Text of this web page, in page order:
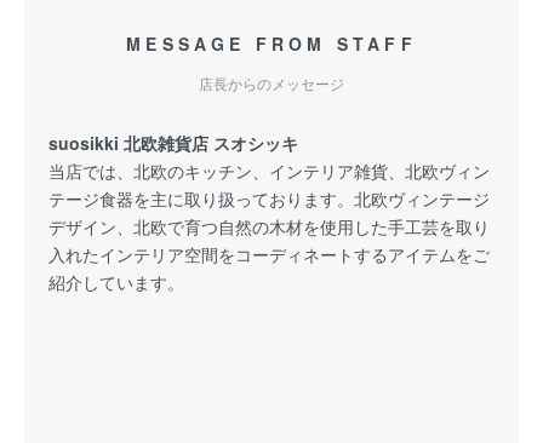
MESSAGE FROM STAFF
店長からのメッセージ
suosikki 北欧雑貨店 スオシッキ
当店では、北欧のキッチン、インテリア雑貨、北欧ヴィン
テージ食器を主に取り扱っております。北欧ヴィンテージ
デザイン、北欧で育つ自然の木材を使用した手工芸を取り
入れたインテリア空間をコーディネートするアイテムをご
紹介しています。